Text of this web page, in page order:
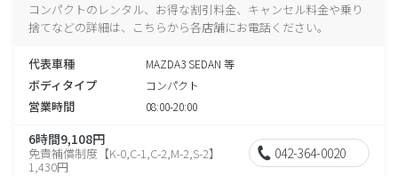
コンパクトのレンタル、お得な割引料金、キャンセル料金や乗り
捨てなどの詳細は、こちらから各店舗にお電話ください。
代表車種 MAZDA3 SEDAN 等
ボディタイプ コンパクト
営業時間 08:00-20:00
6時間9,108円
免責補償制度【K-0,C-1,C-2,M-2,S-2】
1,430円
042-364-0020